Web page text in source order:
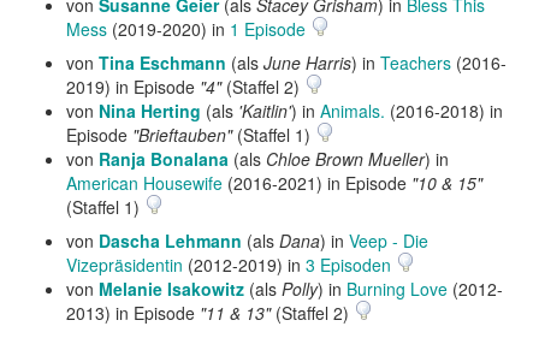
von Susanne Geier(als Stacey Grisham) in Bless This
Mess (2019-2020) in 1 Episode
von Tina Eschmann (als June Harris) in Teachers (2016-
2019) in Episode "4"(Staffel 2)
von Nina Herting (als 'Kaitlin') in Animals. (2016-2018) in
Episode "Brieftauben"(Staffel 1)
von Ranja Bonalana (als Chloe Brown Mueller) in
American Housewife (2016-2021) in Episode "10 & 15"
(Staffel 1)
von Dascha Lehmann (als Dana) in Veep - Die
Vizepräsidentin (2012-2019) in 3 Episoden
von Melanie Isakowitz (als Polly) in Burning Love (2012-
2013) in Episode "11 & 13"(Staffel 2)